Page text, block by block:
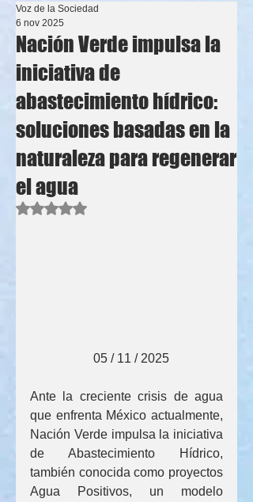
Nación Verde impulsa la
iniciativa de
abastecimiento hídrico:
soluciones basadas en la
naturaleza para regenerar
el agua
Voz de la Sociedad
6 nov 2025
Obtuvo NaN de 5 estrellas.
                    05 / 11 / 2025
Ante la creciente crisis de agua
que enfrenta México actualmente,
Nación Verde impulsa la iniciativa
de Abastecimiento Hídrico,
también conocida como proyectos
Agua Positivos, un modelo